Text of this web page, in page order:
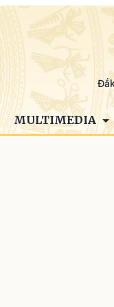
MULTIMEDIA